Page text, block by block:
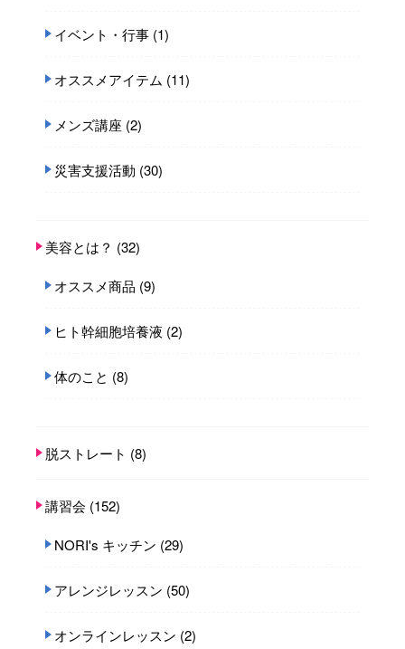
イベント・行事 (1)
オススメアイテム (11)
メンズ講座 (2)
災害支援活動 (30)
美容とは？ (32)
オススメ商品 (9)
ヒト幹細胞培養液 (2)
体のこと (8)
脱ストレート (8)
講習会 (152)
NORI's キッチン (29)
アレンジレッスン (50)
オンラインレッスン (2)